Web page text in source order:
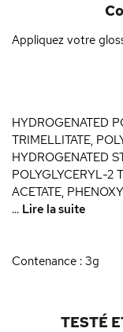
Appliquez votre
HYDROGENATED
TRIMELLITATE,
HYDROGENATED
POLYGLYCERYL-2
ACETATE,
... Lire la suite
Contenance : 3g
TESTÉ